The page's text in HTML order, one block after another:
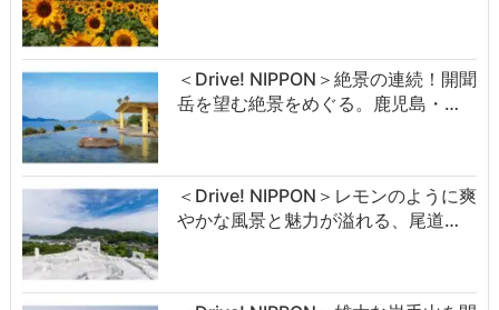
＜Drive! NIPPON＞絶景の連続！開聞
岳を望む絶景をめぐる。鹿児島・…
＜Drive! NIPPON＞レモンのように爽
やかな風景と魅力が溢れる、尾道…